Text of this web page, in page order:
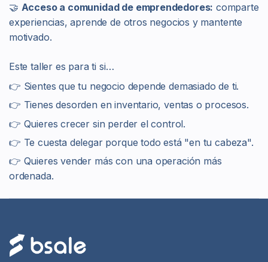
🤝 Acceso a comunidad de emprendedores: comparte
experiencias, aprende de otros negocios y mantente
motivado.
Este taller es para ti si…
👉 Sientes que tu negocio depende demasiado de ti.
👉 Tienes desorden en inventario, ventas o procesos.
👉 Quieres crecer sin perder el control.
👉 Te cuesta delegar porque todo está "en tu cabeza".
👉 Quieres vender más con una operación más
ordenada.